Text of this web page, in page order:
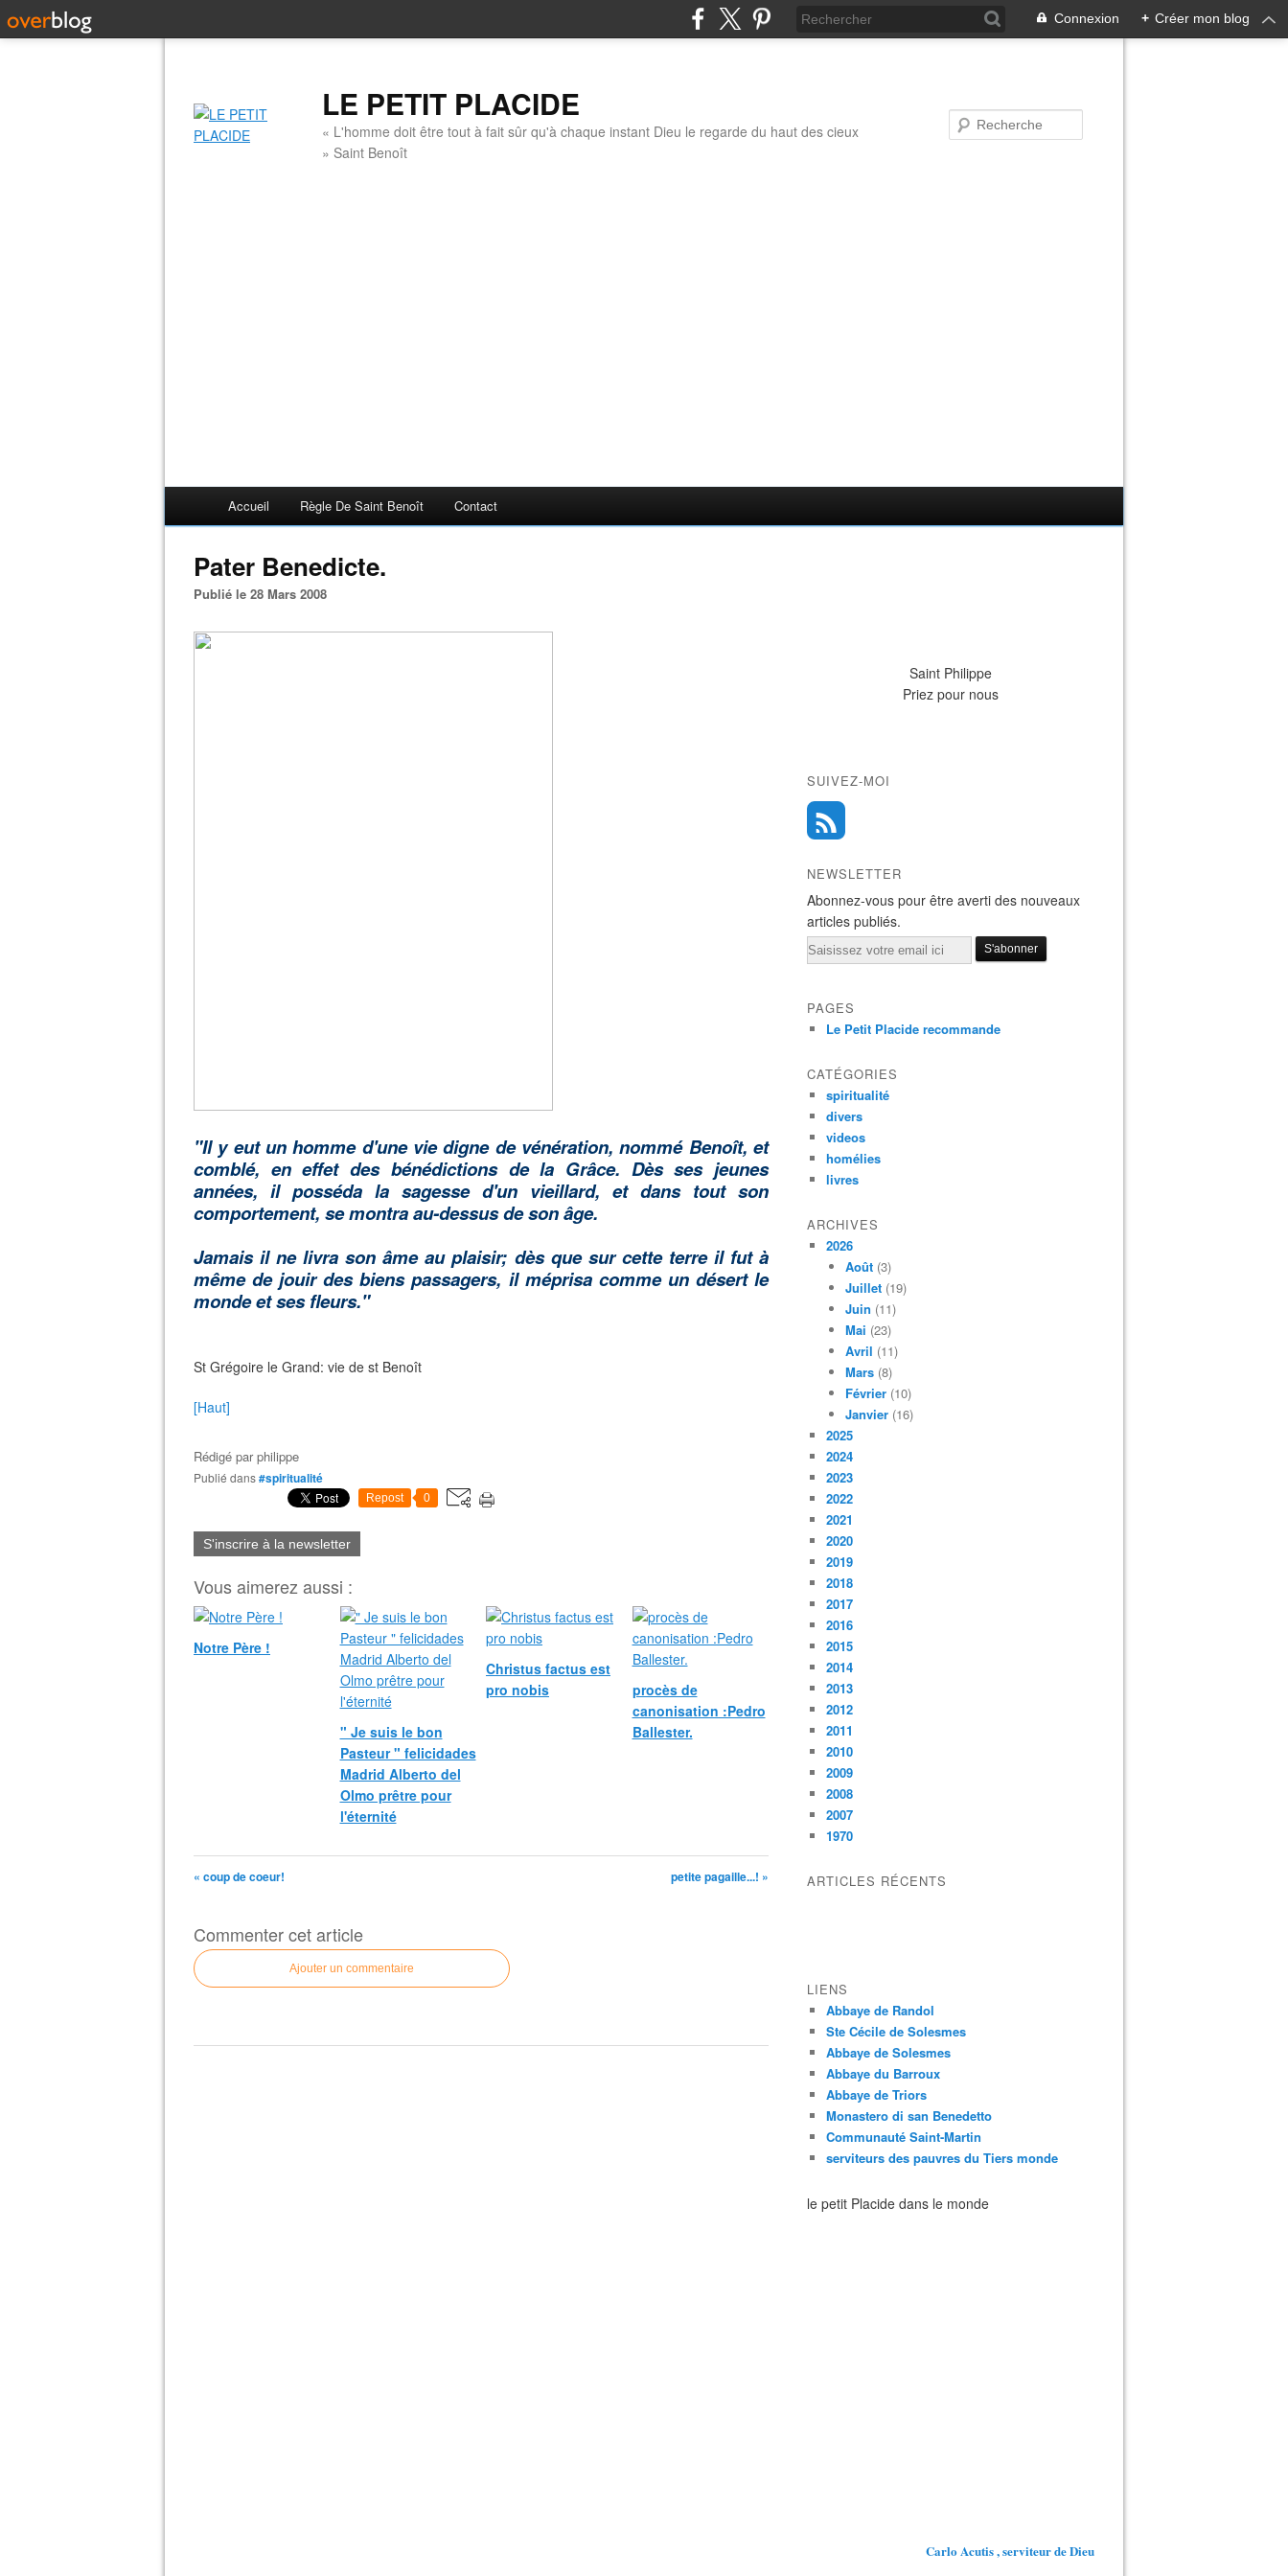
Connexion + Créer mon blog
LE PETIT PLACIDE
« L'homme doit être tout à fait sûr qu'à chaque instant Dieu le regarde du haut des cieux
» Saint Benoît
Accueil Règle De Saint Benoît Contact
Pater Benedicte.
Publié le 28 Mars 2008
"Il y eut un homme d'une vie digne de vénération, nommé Benoît, et
comblé, en effet des bénédictions de la Grâce. Dès ses jeunes
années, il posséda la sagesse d'un vieillard, et dans tout son
comportement, se montra au-dessus de son âge.
Jamais il ne livra son âme au plaisir; dès que sur cette terre il fut à
même de jouir des biens passagers, il méprisa comme un désert le
monde et ses fleurs."
St Grégoire le Grand: vie de st Benoît
[Haut]
Rédigé parphilippe
Publié dans#spiritualité
Repost 0
S'inscrire à la newsletter
Vous aimerez aussi :
Notre Père !
" Je suis le bon
Pasteur " felicidades
Madrid Alberto del
Olmo prêtre pour
l'éternité
Christus factus est
pro nobis
procès de
canonisation :Pedro
Ballester.
« coup de coeur! petite pagaille...! »
Commenter cet article
Ajouter un commentaire
Saint Philippe
Priez pour nous
SUIVEZ-MOI
NEWSLETTER
Abonnez-vous pour être averti des nouveaux
articles publiés.
Email
PAGES
Le Petit Placide recommande
CATÉGORIES
spiritualité
divers
videos
homélies
livres
ARCHIVES
2026
Août (3)
Juillet (19)
Juin (11)
Mai (23)
Avril (11)
Mars (8)
Février (10)
Janvier (16)
2025
2024
2023
2022
2021
2020
2019
2018
2017
2016
2015
2014
2013
2012
2011
2010
2009
2008
2007
1970
ARTICLES RÉCENTS
LIENS
Abbaye de Randol
Ste Cécile de Solesmes
Abbaye de Solesmes
Abbaye du Barroux
Abbaye de Triors
Monastero di san Benedetto
Communauté Saint-Martin
serviteurs des pauvres du Tiers monde
le petit Placide dans le monde
Carlo Acutis , serviteur de Dieu